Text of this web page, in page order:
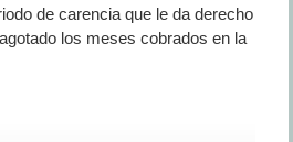
de carencia que le da derecho
los meses cobrados en la